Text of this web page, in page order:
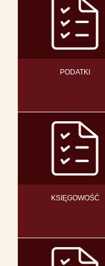
PODATKI
KSIĘGOWOŚĆ